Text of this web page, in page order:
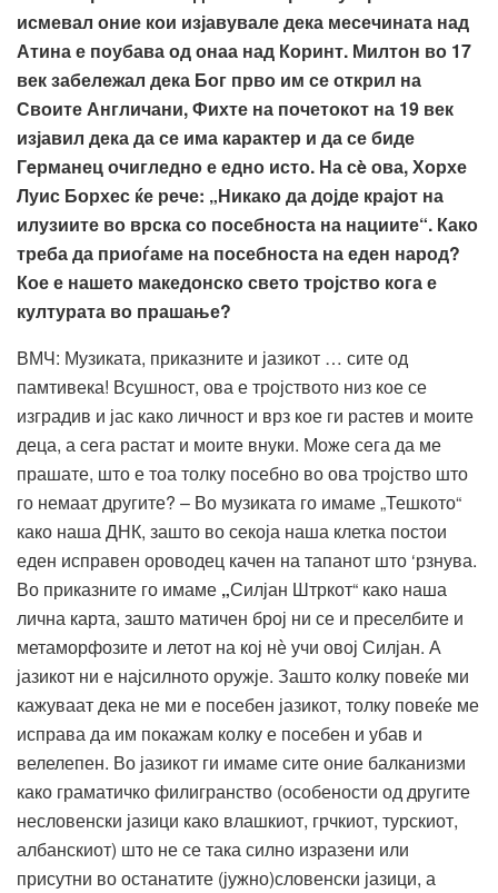
исмевал оние кои изјавувале дека месечината над
Атина е поубава од онаа над Коринт. Милтон во 17
век забележал дека Бог прво им се открил на
Своите Англичани,Фихте на почетокот на 19 век
изјавил дека да се има карактер и да се биде
Гeрманец очигледно е едно исто. На сè ова, Хорхе
Луис Борхес ќе рече: „Никако да дојде крајот на
илузиите во врска со посебноста на нациите“. Како
треба да приоѓаме на посебноста на еден народ?
Кое е нашето македонско свето тројство кога е
културата во прашање?
ВМЧ: Музиката, приказните и јазикот … сите од
памтивека! Всушност, ова е тројството низ кое се
изградив и јас како личност и врз кое ги растев и моите
деца, а сега растат и моите внуки. Може сега да ме
прашате, што е тоа толку посебно во ова тројство што
го немаат другите? – Во музиката го имаме „Тешкото“
како наша ДНК, зашто во секоја наша клетка постои
еден исправен ороводец качен на тапанот што ‘рзнува.
Во приказните го имаме „Силјан Штркот“ како наша
лична карта, зашто матичен број ни се и преселбите и
метаморфозите и летот на кој нѐ учи овој Силјан. А
јазикот ни е најсилното оружје. Зашто колку повеќе ми
кажуваат дека не ми е посебен јазикот, толку повеќе ме
исправа да им покажам колку е посебен и убав и
велелепен. Во јазикот ги имаме сите оние балканизми
како граматичко филигранство (особености од другите
несловенски јазици како влашкиот, грчкиот, турскиот,
албанскиот) што не се така силно изразени или
присутни во останатите (јужно)словенски јазици, а